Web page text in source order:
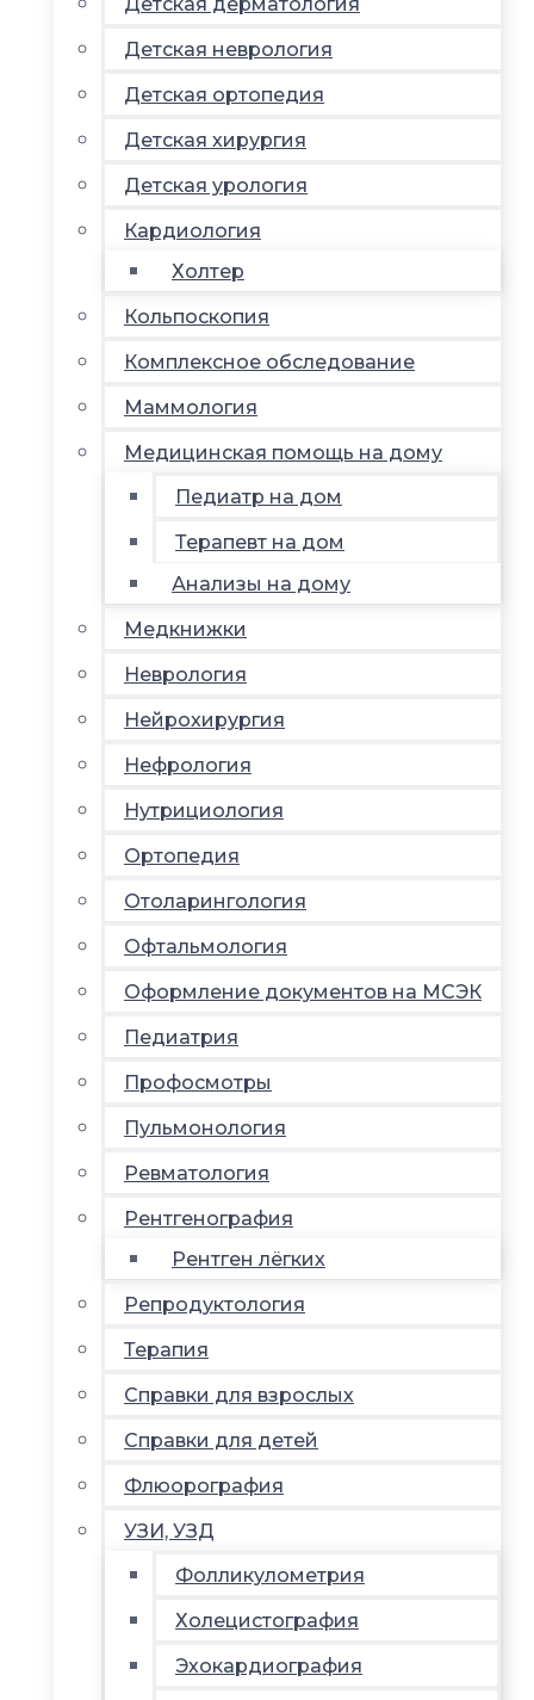
Детская неврология
Детская ортопедия
Детская хирургия
Детская урология
Кардиология
Холтер
Кольпоскопия
Комплексное обследование
Маммология
Медицинская помощь на дому
Педиатр на дом
Терапевт на дом
Анализы на дому
Медкнижки
Неврология
Нейрохирургия
Нефрология
Нутрициология
Ортопедия
Отоларингология
Офтальмология
Оформление документов на МСЭК
Педиатрия
Профосмотры
Пульмонология
Ревматология
Рентгенография
Рентген лёгких
Репродуктология
Терапия
Справки для взрослых
Справки для детей
Флюорография
УЗИ, УЗД
Фолликулометрия
Холецистография
Эхокардиография